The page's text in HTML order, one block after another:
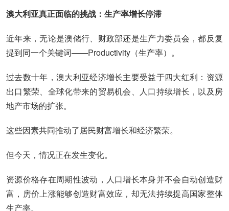
澳大利亚真正面临的挑战：生产率增长停滞
近年来，无论是澳储行、财政部还是生产力委员会，都反复
提到同一个关键词——Productivity（生产率）。
过去数十年，澳大利亚经济增长主要受益于四大红利：资源
出口繁荣、全球化带来的贸易机会、人口持续增长，以及房
地产市场的扩张。
这些因素共同推动了居民财富增长和经济繁荣。
但今天，情况正在发生变化。
资源价格存在周期性波动，人口增长本身并不会自动创造财
富，房价上涨能够创造财富效应，却无法持续提高国家整体
生产率。